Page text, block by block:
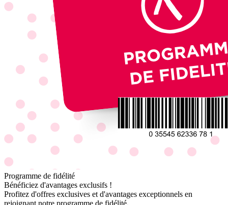
Programme de fidélité
Bénéficiez d'avantages exclusifs !
Profitez d'offres exclusives et d'avantages exceptionnels en
rejoignant notre programme de fidélité.